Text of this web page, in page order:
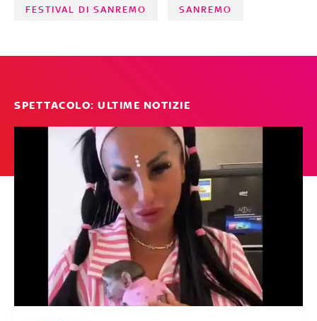
FESTIVAL DI SANREMO SANREMO
SPETTACOLO: ULTIME NOTIZIE